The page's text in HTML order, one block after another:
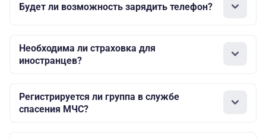
Будет ли возможность зарядить телефон?
Необходима ли страховка для
иностранцев?
Регистрируется ли группа в службе
спасения МЧС?